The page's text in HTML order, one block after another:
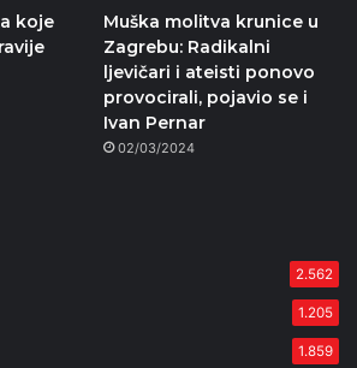
koje
Muška molitva krunice u
Zagrebu: Radikalni
ljevičari i ateisti ponovo
provocirali, pojavio se i
Ivan Pernar
02/03/2024
2.562
1.205
1.859